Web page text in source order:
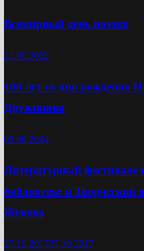
Всемирный день поэзии
21.03.2022
100 лет со дня рождения
Дружинина
09.08.2024
Литературный фестивале
библиотеке и Творческий
Жукова
27.10.201727.10.2017